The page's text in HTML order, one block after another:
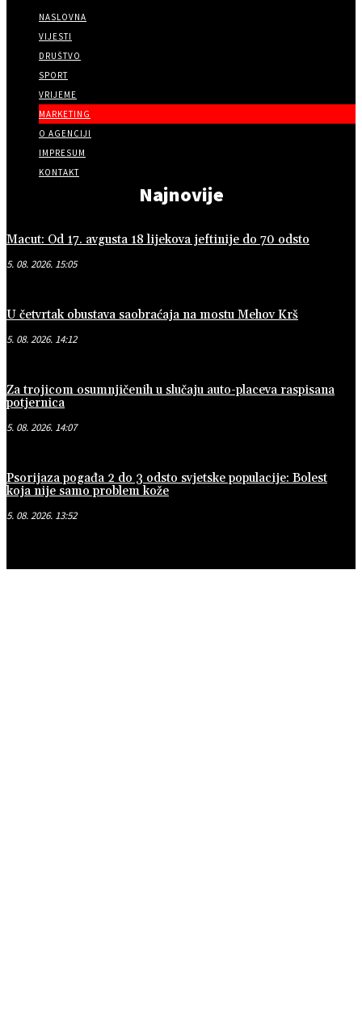
NASLOVNA
VIJESTI
DRUŠTVO
SPORT
VRIJEME
MARKETING
O AGENCIJI
IMPRESUM
KONTAKT
Najnovije
Macut: Od 17. avgusta 18 lijekova jeftinije do 70 odsto
5. 08. 2026. 15:05
U četvrtak obustava saobraćaja na mostu Mehov Krš
5. 08. 2026. 14:12
Za trojicom osumnjičenih u slučaju auto-placeva raspisana
potjernica
5. 08. 2026. 14:07
Psorijaza pogađa 2 do 3 odsto svjetske populacije: Bolest
koja nije samo problem kože
5. 08. 2026. 13:52